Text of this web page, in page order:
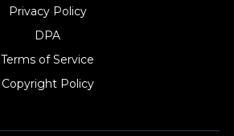
Privacy Policy
DPA
Terms of Service
Copyright Policy‎